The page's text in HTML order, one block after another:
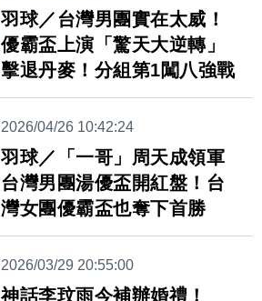
羽球／台灣男團實在太威！
優霸盃上演「驚天大逆轉」
擊退丹麥！分組第1闖八強戰
2026/04/26 10:42:24
羽球／「一哥」周天成領軍
台灣男團湯優盃開紅盤！台
灣女團優霸盃也奪下首勝
2026/03/29 20:55:00
神話李玟雨今補辦婚禮！